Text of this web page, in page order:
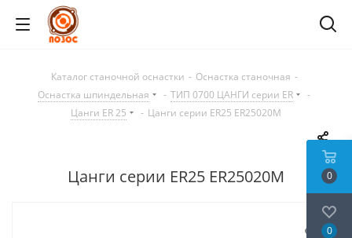
Каталог станочной оснастки - Оснастка станочная -
Оснастка шпиндельная
- ТИП 0700 ЦАНГИ серии ER
-
Цанги ER 25
- Цанги серии ER25 ER25020M
Цанги серии ER25 ER25020M 0
0